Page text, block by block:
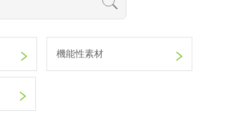
機能性素材